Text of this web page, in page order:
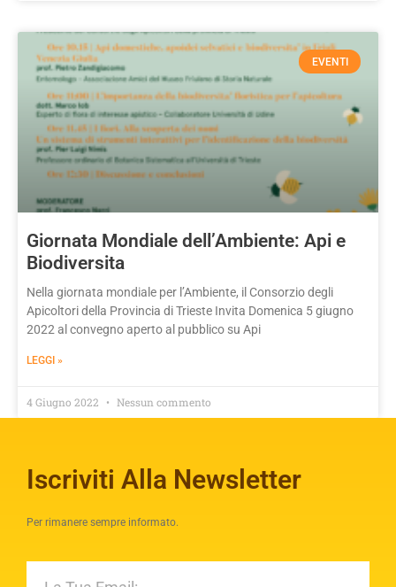
EVENTI
Giornata Mondiale dell’Ambiente: Api e
Biodiversita
Nella giornata mondiale per l’Ambiente, il Consorzio degli
Apicoltori della Provincia di Trieste Invita Domenica 5 giugno
2022 al convegno aperto al pubblico su Api
LEGGI »
4 Giugno 2022 Nessun commento
Iscriviti Alla Newsletter
Per rimanere sempre informato.